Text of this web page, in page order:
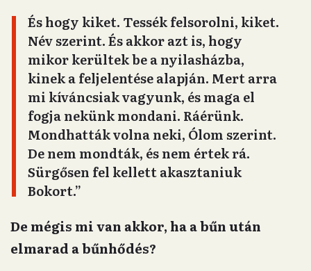
És hogy kiket. Tessék felsorolni, kiket.
Név szerint. És akkor azt is, hogy
mikor kerültek be a nyilasházba,
kinek a feljelentése alapján. Mert arra
mi kíváncsiak vagyunk, és maga el
fogja nekünk mondani. Ráérünk.
Mondhatták volna neki, Ólom szerint.
De nem mondták, és nem értek rá.
Sürgősen fel kellett akasztaniuk
Bokort.”
De mégis mi van akkor, ha a bűn után
elmarad a bűnhődés?